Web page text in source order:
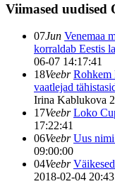
Viimased uudised
07Jun Venemaa
korraldab Eestis
06-07 14:17:41
18Veebr Rohkem
vaatlejad
Irina Kablukova
17Veebr Loko
17:22:41
06Veebr Uus
09:00:00
04Veebr
2018-02-04